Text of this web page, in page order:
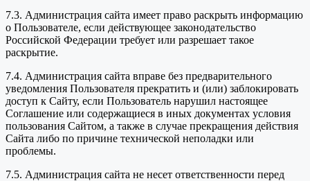
7.3. Администрация сайта имеет право раскрыть информацию
о Пользователе, если действующее законодательство
Российской Федерации требует или разрешает такое
раскрытие.
7.4. Администрация сайта вправе без предварительного
уведомления Пользователя прекратить и (или) заблокировать
доступ к Сайту, если Пользователь нарушил настоящее
Соглашение или содержащиеся в иных документах условия
пользования Сайтом, а также в случае прекращения действия
Сайта либо по причине технической неполадки или
проблемы.
7.5. Администрация сайта не несет ответственности перед